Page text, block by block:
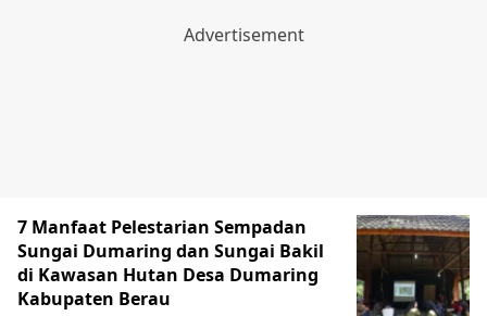
7 Manfaat Pelestarian Sempadan
Sungai Dumaring dan Sungai Bakil
di Kawasan Hutan Desa Dumaring
Kabupaten Berau